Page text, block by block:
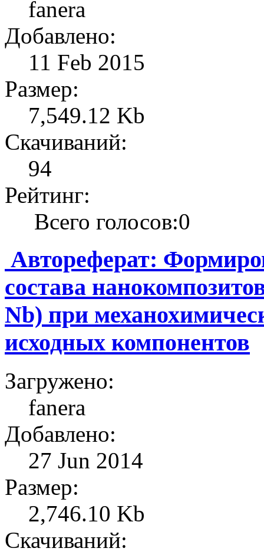
fanera
Добавлено:
11 Feb 2015
Размер:
7,549.12 Kb
Скачиваний:
94
Рейтинг:
Всего голосов:0
Автореферат:
состава
Nb) при
исходных компонентов
Загружено:
fanera
Добавлено:
27 Jun 2014
Размер:
2,746.10 Kb
Скачиваний: